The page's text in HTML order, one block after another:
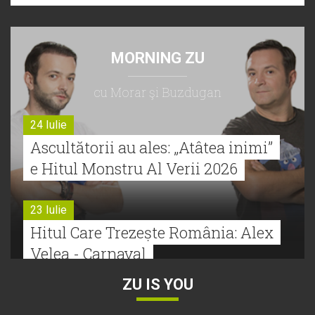
MORNING ZU
cu Morar şi Buzdugan
24 Iulie
Ascultătorii au ales: „Atâtea inimi”
e Hitul Monstru Al Verii 2026
23 Iulie
Hitul Care Trezește România: Alex
Velea - Carnaval
ZU IS YOU